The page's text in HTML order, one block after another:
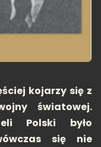
kojarzy się z
światowej.
Polski było
się nie